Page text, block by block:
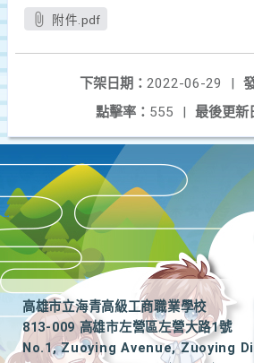
附件.pdf
下架日期： 2022-06-29
|
最後更新
點擊率： 555 |
高雄市立海青高級工商職業學校
813-009 高雄市左營區左營大路1號
No.1, Zuoying Avenue, Zuoying